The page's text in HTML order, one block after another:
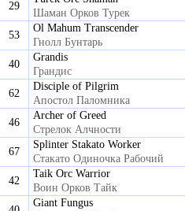
29
Шаман Орков Турек
53
Ol Mahum Transcender
Гнолл Бунтарь
40
Grandis
Грандис
62
Disciple of Pilgrim
Апостол Паломника
46
Archer of Greed
Стрелок Алчности
67
Splinter Stakato Worker
Стакато Одиночка Рабочий
42
Taik Orc Warrior
Воин Орков Тайк
Giant Fungus